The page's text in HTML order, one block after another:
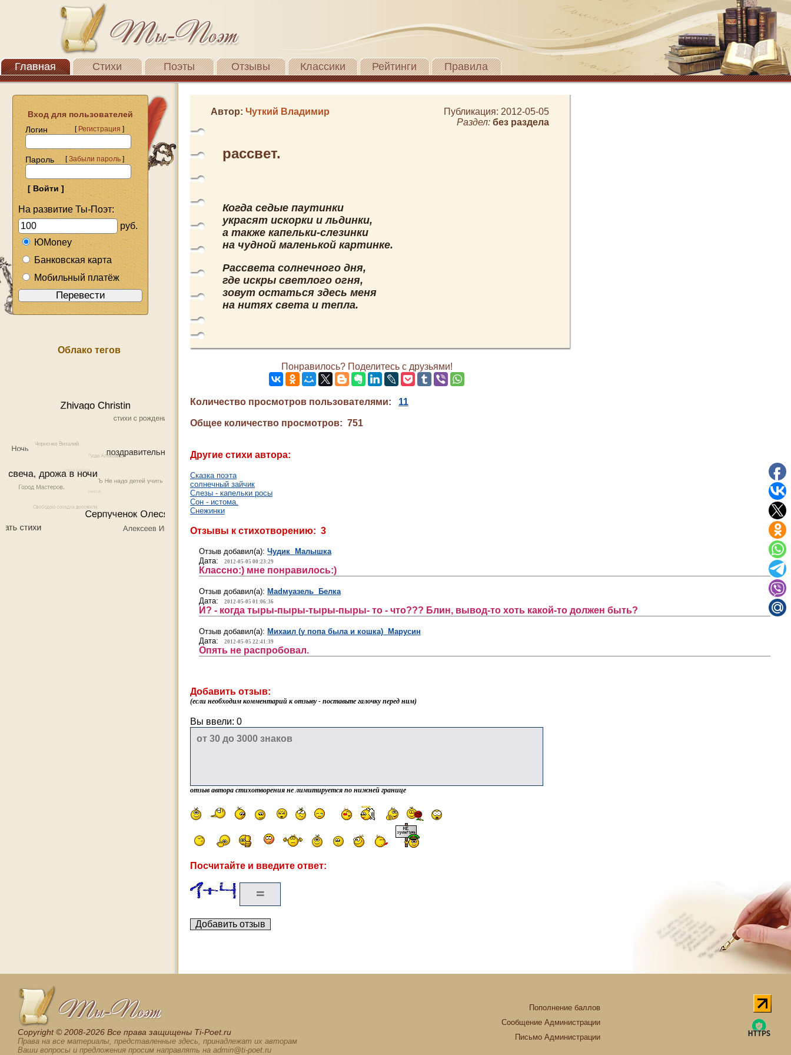
Главная Стихи Поэты Отзывы Классики Рейтинги Правила
Вход для пользователей
Логин
[Регистрация]
Пароль [Забыли пароль]
На развитие Ты-Поэт:
руб.
ЮMoney
Банковская карта
Мобильный платёж
Облако тегов
Автор: Чуткий Владимир
Публикация: 2012-05-05
Раздел: без раздела
рассвет.
Когда седые паутинки
украсят искорки и льдинки,
а также капельки-слезинки
на чудной маленькой картинке.
Рассвета солнечного дня,
где искры светлого огня,
зовут остаться здесь меня
на нитях света и тепла.
Понравилось? Поделитесь с друзьями!
Количество просмотров пользователями: 11
Общее количество просмотров: 751
Другие стихи автора:
Сказка поэта
солнечный зайчик
Слезы - капельки росы
Сон - истома.
Снежинки
Отзывы к стихотворению: 3
Отзыв добавил(а): Чудик Малышка
Дата:
2012-05-05 00:23:29
Классно:) мне понравилось:)
Отзыв добавил(а): Madмуазель Белка
Дата:
2012-05-05 01:06:36
И? - когда тыры-пыры-тыры-пыры- то - что??? Блин, вывод-то хоть какой-то должен быть?
Отзыв добавил(а): Михаил (у попа была и кошка) Марусин
Дата:
2012-05-05 22:41:39
Опять не распробовал.
Добавить отзыв:
(если необходим комментарий к отзыву - поставьте галочку перед ним)
Вы ввели: 0
отзыв автора стихотворения не лимитируется по нижней границе
Посчитайте и введите ответ:
Сopyright © 2008-2026 Все права защищены Ti-Poet.ru
Права на все материалы, представленные здесь, принадлежат их авторам
Ваши вопросы и предложения просим направлять на admin@ti-poet.ru
Пополнение баллов
Сообщение Администрации
Письмо Администрации